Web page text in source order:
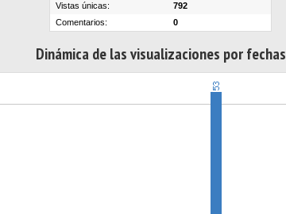
Vistas únicas:
792
Comentarios:
0
Dinámica de las visualizaciones por fechas